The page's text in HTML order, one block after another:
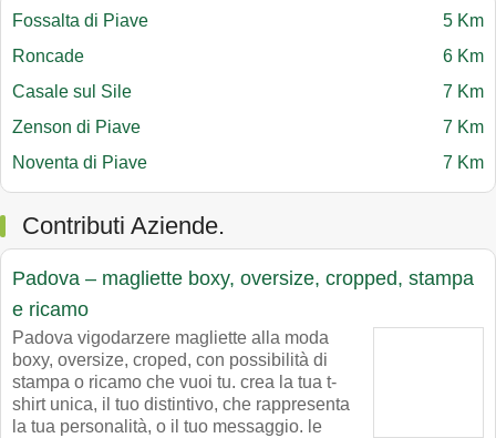
Fossalta di Piave
5 Km
Roncade
6 Km
Casale sul Sile
7 Km
Zenson di Piave
7 Km
Noventa di Piave
7 Km
Contributi Aziende.
Padova – magliette boxy, oversize, cropped, stampa
e ricamo
Padova vigodarzere magliette alla moda
boxy, oversize, croped, con possibilità di
stampa o ricamo che vuoi tu. crea la tua t-
shirt unica, il tuo distintivo, che rappresenta
la tua personalità, o il tuo messaggio. le